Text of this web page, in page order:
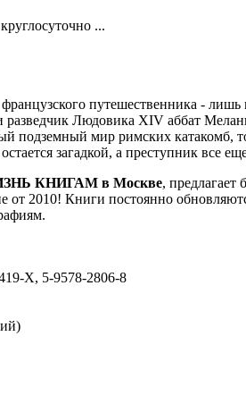
...
путешественника -
Людовика XIV аббат
подземный мир римских катакомб,
остается загадкой, а преступник
КНИГАМ в Москве, предлагает
от 2010! Книги постоянно
Х, 5-9578-2806-8